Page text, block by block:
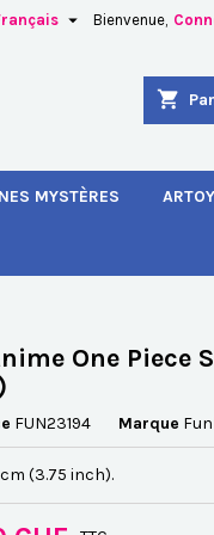
Bienvenue,

shopping_cart
MYSTÈRES
One Piece
FUN23194 Marque
cm (3.75 inch).